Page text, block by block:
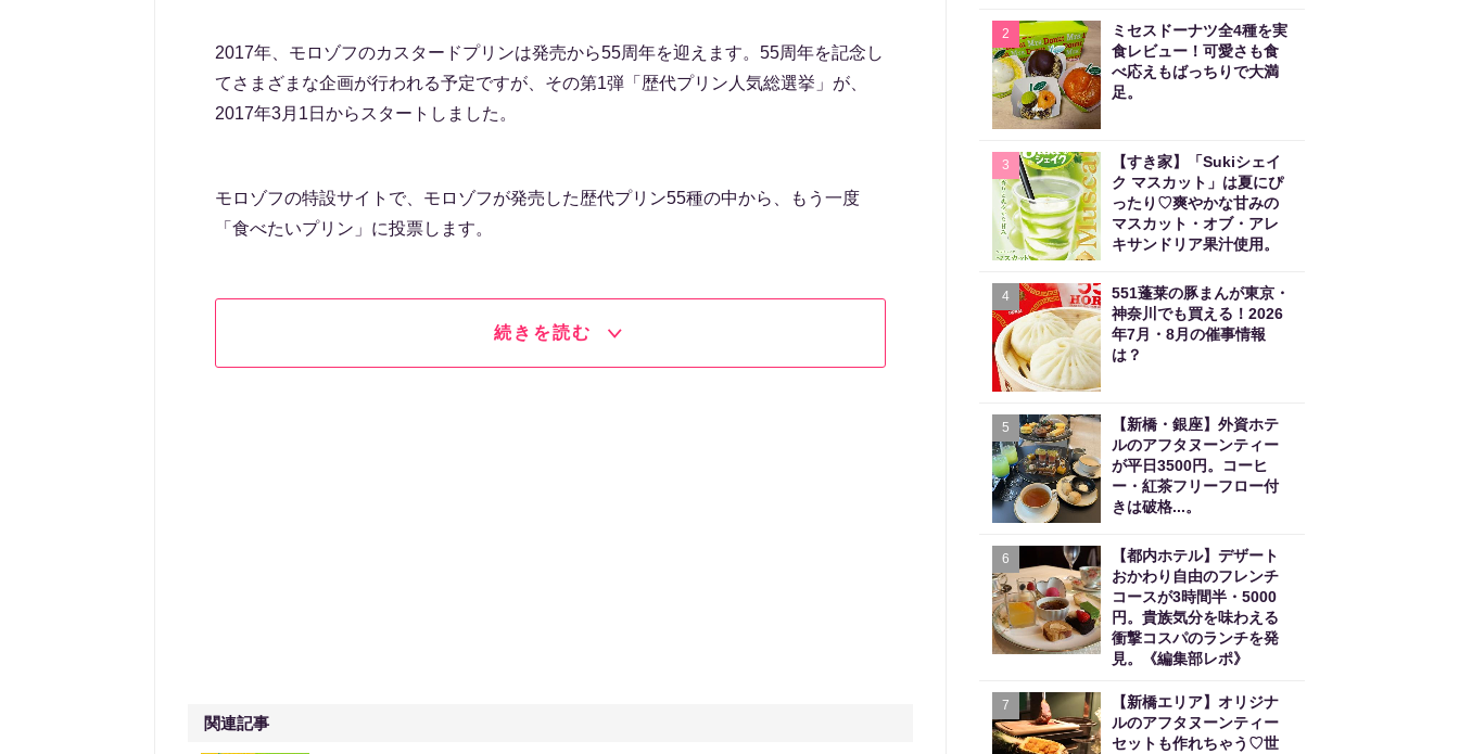
2017年、モロゾフのカスタードプリンは発売から55周年を迎えます。55周年を記念し
てさまざまな企画が行われる予定ですが、その第1弾「歴代プリン人気総選挙」が、
2017年3月1日からスタートしました。
モロゾフの特設サイトで、モロゾフが発売した歴代プリン55種の中から、もう一度
「食べたいプリン」に投票します。
続きを読む
関連記事
2
ミセスドーナツ全4種を実
食レビュー！可愛さも食
べ応えもばっちりで大満
足。
3
【すき家】「Sukiシェイ
ク マスカット」は夏にぴ
ったり♡爽やかな甘みの
マスカット・オブ・アレ
キサンドリア果汁使用。
4
551蓬莱の豚まんが東京・
神奈川でも買える！2026
年7月・8月の催事情報
は？
5
【新橋・銀座】外資ホテ
ルのアフタヌーンティー
が平日3500円。コーヒ
ー・紅茶フリーフロー付
きは破格...。
6
【都内ホテル】デザート
おかわり自由のフレンチ
コースが3時間半・5000
円。貴族気分を味わえる
衝撃コスパのランチを発
見。《編集部レポ》
7
【新橋エリア】オリジナ
ルのアフタヌーンティー
セットも作れちゃう♡世